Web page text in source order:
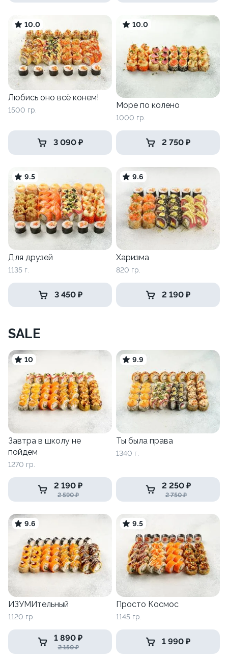
10.0
Любись оно всё конем!
1500 гр.
3 090 ₽
10.0
Море по колено
1000 гр.
2 750 ₽
9.5
Для друзей
1135 г.
3 450 ₽
9.6
Харизма
820 гр.
2 190 ₽
SALE
10
Завтра в школу не
пойдем
1270 гр.
2 190 ₽
2 590 ₽
9.9
Ты была права
1340 г.
2 250 ₽
2 750 ₽
9.6
ИЗУМИтельный
1120 гр.
1 890 ₽
2 150 ₽
9.5
Просто Космос
1145 гр.
1 990 ₽